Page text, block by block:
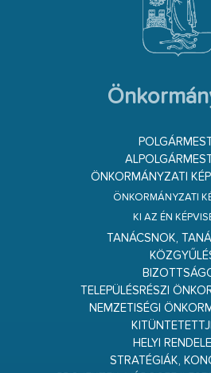
ÖNKORMÁNYZATI
ÖNKORMÁNYZATI
KI AZ ÉN
TANÁCSNOK,
TELEPÜLÉSRÉSZI
NEMZETISÉGI
HELYI
STRATÉGIÁK,